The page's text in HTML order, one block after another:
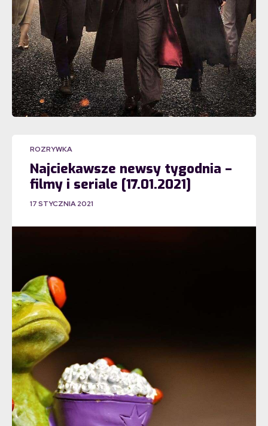
ROZRYWKA
Najciekawsze newsy tygodnia –
filmy i seriale [17.01.2021]
17 STYCZNIA 2021